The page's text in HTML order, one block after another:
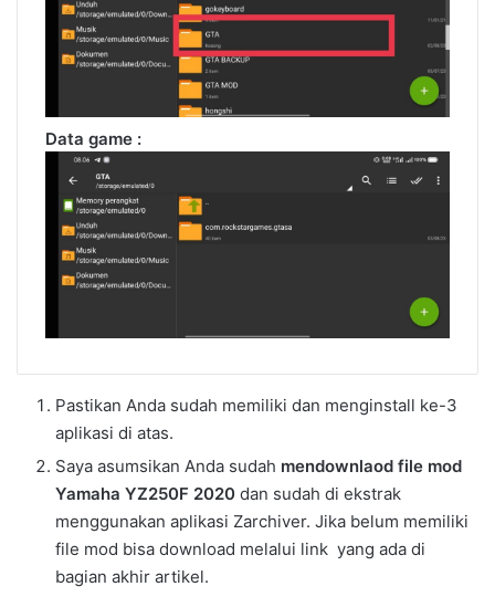
Data game :
Pastikan Anda sudah memiliki dan menginstall ke-3
aplikasi di atas.
Saya asumsikan Anda sudah mendownlaod file mod
Yamaha YZ250F 2020 dan sudah di ekstrak
menggunakan aplikasi Zarchiver. Jika belum memiliki
file mod bisa download melalui link yang ada di
bagian akhir artikel.